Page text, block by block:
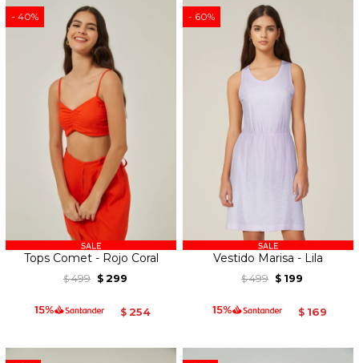
40
Tops Comet - Rojo Coral
$ 499 $ 299
$ 254
60
Vestido Marisa - Lila
$ 499 $ 199
$ 169